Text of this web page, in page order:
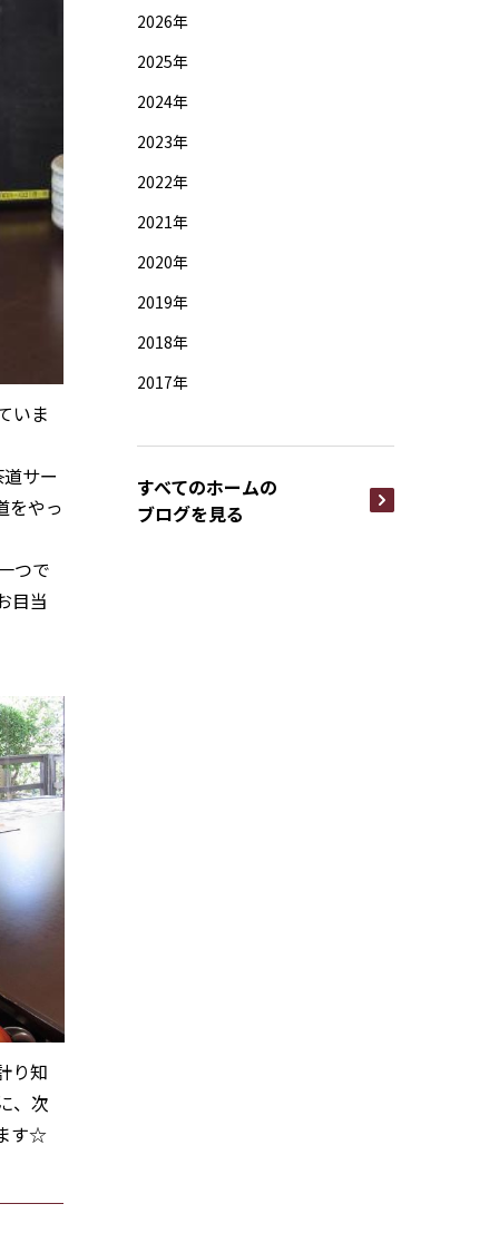
いま
サー
をやっ
つで
目当
り知
、次
す☆
2026年
2025年
2024年
2023年
2022年
2021年
2020年
2019年
2018年
2017年
すべてのホームの
ブログを見る